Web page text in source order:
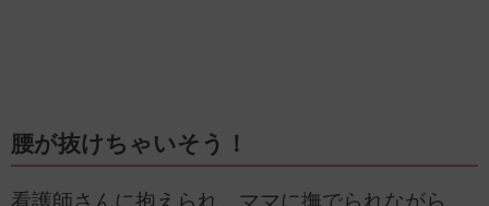
腰が抜けちゃいそう！
看護師さんに抱えられ、ママに撫でられながら、